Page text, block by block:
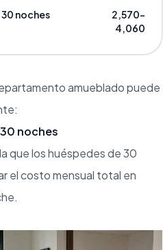
noches
2,570-
4,060
amueblado puede
noches
que los huéspedes de 30
el costo mensual total en